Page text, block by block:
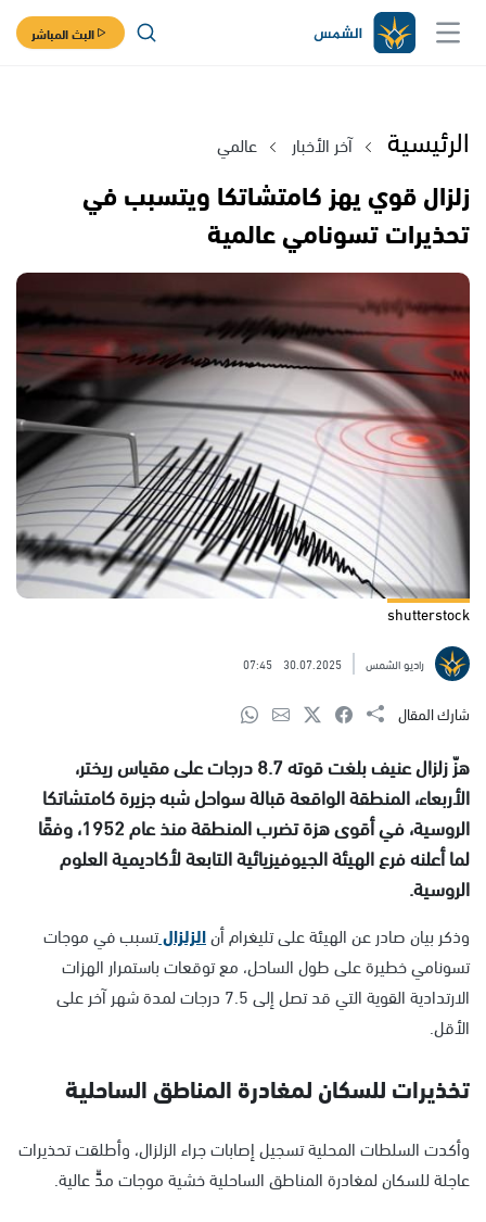
البث المباشر
الرئيسية آخر الأخبار عالمي
زلزال قوي يهز كامتشاتكا ويتسبب في
تحذيرات تسونامي عالمية
shutterstock
راديو الشمس 30.07.2025
07:45
شارك المقال
هزّ زلزال عنيف بلغت قوته 8.7 درجات على مقياس ريختر،
الأربعاء، المنطقة الواقعة قبالة سواحل شبه جزيرة كامتشاتكا
الروسية، في أقوى هزة تضرب المنطقة منذ عام 1952، وفقًا
لما أعلنه فرع الهيئة الجيوفيزيائية التابعة لأكاديمية العلوم
الروسية.
وذكر بيان صادر عن الهيئة على تليغرام أنالزلزالتسبب في موجات
تسونامي خطيرة على طول الساحل، مع توقعات باستمرار الهزات
الارتدادية القوية التي قد تصل إلى 7.5 درجات لمدة شهر آخر على
الأقل.
تخذيرات للسكان لمغادرة المناطق الساحلية
وأكدت السلطات المحلية تسجيل إصابات جراء الزلزال، وأطلقت تحذيرات
عاجلة للسكان لمغادرة المناطق الساحلية خشية موجات مدٍّ عالية.